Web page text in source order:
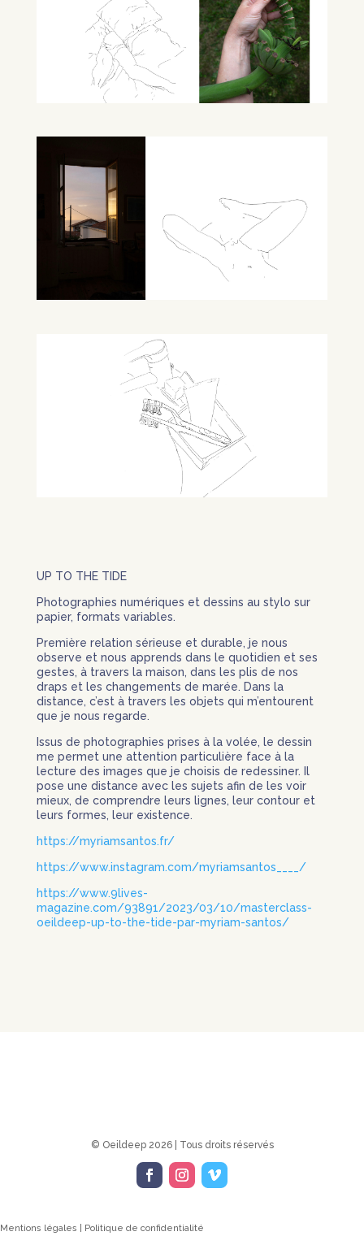
UP TO THE TIDE
Photographies numériques et dessins au stylo sur
papier, formats variables.
Première relation sérieuse et durable, je nous
observe et nous apprends dans le quotidien et ses
gestes, à travers la maison, dans les plis de nos
draps et les changements de marée. Dans la
distance, c’est à travers les objets qui m’entourent
que je nous regarde.
Issus de photographies prises à la volée, le dessin
me permet une attention particulière face à la
lecture des images que je choisis de redessiner. Il
pose une distance avec les sujets afin de les voir
mieux, de comprendre leurs lignes, leur contour et
leurs formes, leur existence.
https://myriamsantos.fr/
https://www.instagram.com/myriamsantos____/
https://www.9lives-
magazine.com/93891/2023/03/10/masterclass-
oeildeep-up-to-the-tide-par-myriam-santos/
© Oeildeep 2026 | Tous droits réservés
Mentions légales | Politique de confidentialité